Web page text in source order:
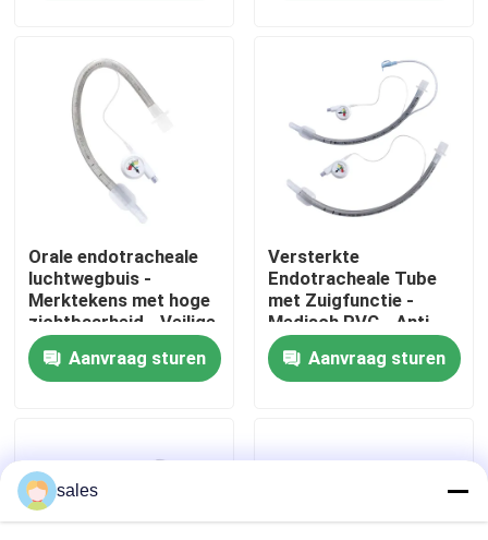
Over ons
Fabrieksreis
Kwaliteitscontrole
Contacteer ons
ET Buisluchtroute
Laryngeal Maskerluchtroute
Orale endotracheale
luchtwegbuis -
Merktekens met hoge
zichtbaarheid - Veilige
plaatsing - Latexvrij -
ISO CE-certificering
Aanvraag sturen
Versterkte
Endotracheale Tube
met Zuigfunctie -
Medisch PVC - Anti-
resistent - CE & ISO
Gecertificeerd
Aanvraag sturen
sales